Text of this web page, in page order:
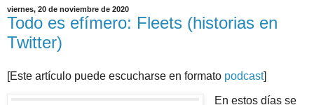
viernes, 20 de noviembre de 2020
Todo es efímero: Fleets (historias en
Twitter)
[Este artículo puede escucharse en formato podcast]
En estos días se